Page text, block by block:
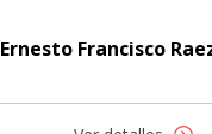
Ernesto Francisco